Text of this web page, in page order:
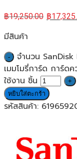
฿19,250.00 ฿
มีสินค้า
จำนวน
เมมโมรี่การ์ด การ์ด
ใช้งาน ชิ้น
หยิบใส่ตะกร้า
รหัสสินค้า: